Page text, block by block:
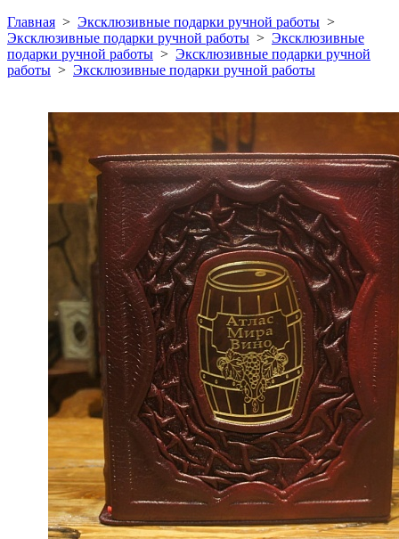
Главная > Эксклюзивные подарки ручной работы >
Эксклюзивные подарки ручной работы > Эксклюзивные
подарки ручной работы > Эксклюзивные подарки ручной
работы > Эксклюзивные подарки ручной работы